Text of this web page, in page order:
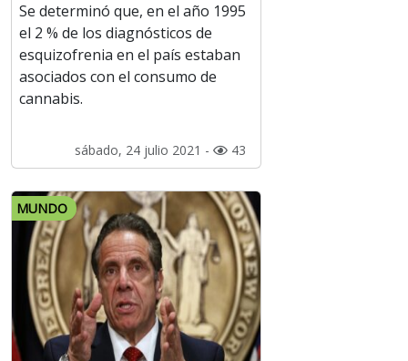
Se determinó que, en el año 1995
el 2 % de los diagnósticos de
esquizofrenia en el país estaban
asociados con el consumo de
cannabis.
sábado, 24 julio 2021 - 43
MUNDO